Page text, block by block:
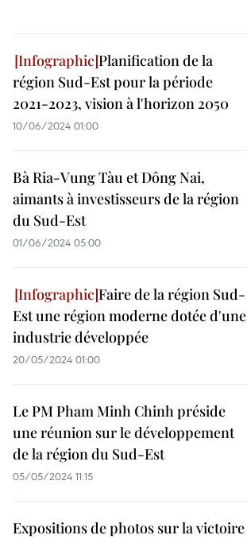
Planification de la
région Sud-Est pour la période
2021-2023, vision à l'horizon 2050
10/06/2024 01:00
Bà Ria-Vung Tàu et Dông Nai,
aimants à investisseurs de la région
du Sud-Est
01/06/2024 05:00
Faire de la région Sud-
Est une région moderne dotée d'une
industrie développée
20/05/2024 01:00
Le PM Pham Minh Chinh préside
une réunion sur le développement
de la région du Sud-Est
05/05/2024 11:15
Expositions de photos sur la victoire